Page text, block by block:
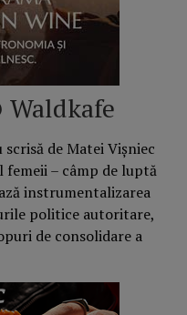
Waldkafe
scrisă de Matei Vișniec
– câmp de luptă
instrumentalizarea
politice autoritare,
de consolidare a